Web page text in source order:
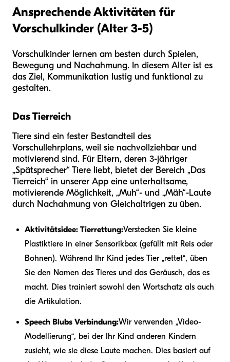
Ansprechende Aktivitäten für
Vorschulkinder (Alter 3-5)
Vorschulkinder lernen am besten durch Spielen,
Bewegung und Nachahmung. In diesem Alter ist es
das Ziel, Kommunikation lustig und funktional zu
gestalten.
Das Tierreich
Tiere sind ein fester Bestandteil des
Vorschullehrplans, weil sie nachvollziehbar und
motivierend sind. Für Eltern, deren 3-jähriger
„Spätsprecher“ Tiere liebt, bietet der Bereich „Das
Tierreich“ in unserer App eine unterhaltsame,
motivierende Möglichkeit, „Muh“- und „Mäh“-Laute
durch Nachahmung von Gleichaltrigen zu üben.
Aktivitätsidee: Tierrettung:Verstecken Sie kleine
Plastiktiere in einer Sensorikbox (gefüllt mit Reis oder
Bohnen). Während Ihr Kind jedes Tier „rettet“, üben
Sie den Namen des Tieres und das Geräusch, das es
macht. Dies trainiert sowohl den Wortschatz als auch
die Artikulation.
Speech Blubs Verbindung:Wir verwenden „Video-
Modellierung“, bei der Ihr Kind anderen Kindern
zusieht, wie sie diese Laute machen. Dies basiert auf